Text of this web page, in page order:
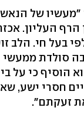
של
הרף העליון.
בעל חי. הלב
סולדת
הוסיף כי
חסרי ישע,
זעקתם".